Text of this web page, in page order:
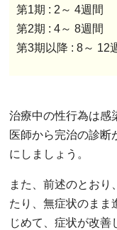
第1期 : 2～ 4週間
第2期 : 4～ 8週間
第3期以降 : 8～ 12
治療中の性行為は感
医師から完治の診断
にしましょう。
また、前述のとおり
たり、無症状のまま
じめて、症状が改善